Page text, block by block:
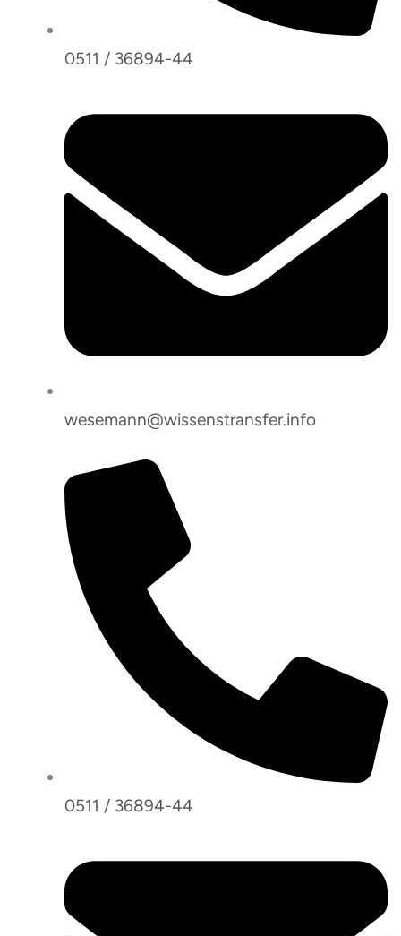
0511 / 36894-44
wesemann@wissenstransfer.info
0511 / 36894-44